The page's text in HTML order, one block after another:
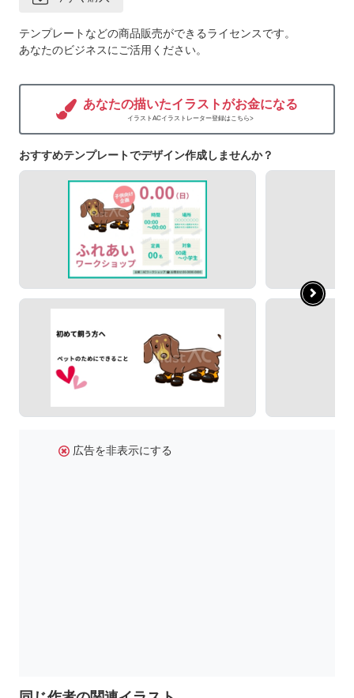
テンプレートなどの商品販売ができるライセンスです。
あなたのビジネスにご活用ください。
あなたの描いたイラストがお金になる
イラストACイラストレーター登録はこちら>
おすすめテンプレートでデザイン作成しませんか？
広告を非表示にする